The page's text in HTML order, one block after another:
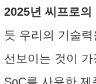
2025년 씨프로
듯 우리의 기술
선보이는 것이